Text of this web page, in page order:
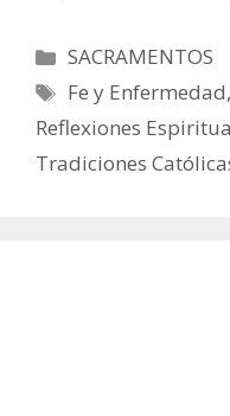
Categorías
SACRAMENTOS
Etiquetas
Fe y Enfermedad,
Reflexiones
Tradiciones